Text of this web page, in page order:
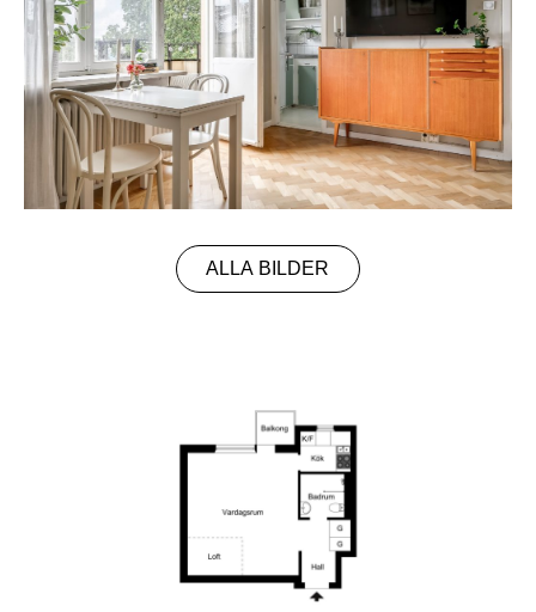
ALLA BILDER